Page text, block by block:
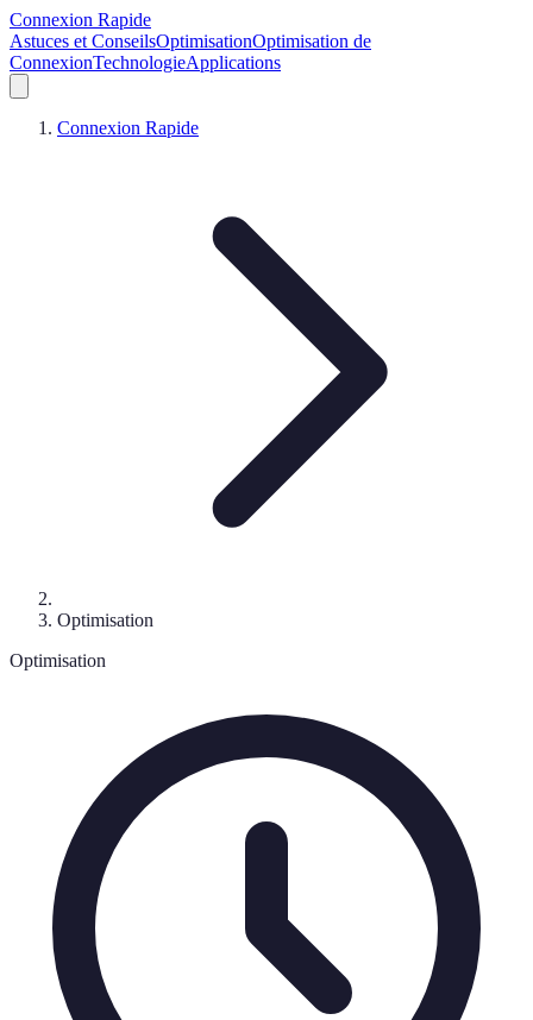
Connexion Rapide
Astuces et ConseilsOptimisationOptimisation de
ConnexionTechnologieApplications
Connexion Rapide
Optimisation
Optimisation